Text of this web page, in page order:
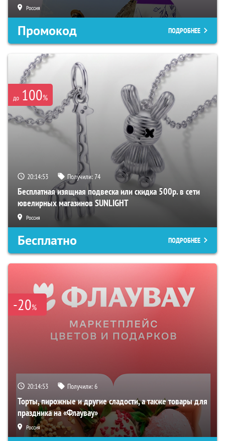
Россия
Промокод ПОДРОБНЕЕ
до 100%
20:14:52 Получили:74
Бесплатная изящная подвеска или скидка 500р. в сети
ювелирных магазинов SUNLIGHT
Россия
Бесплатно ПОДРОБНЕЕ
-20%
20:14:52 Получили:6
Торты, пирожные и другие сладости, а также товары для
праздника на «Флаувау»
Россия